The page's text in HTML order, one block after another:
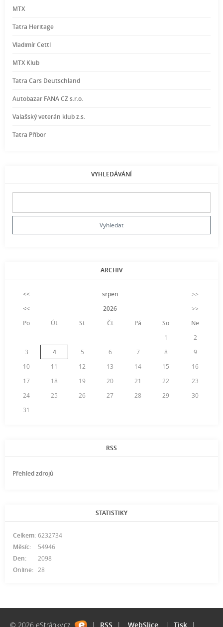
MTX
Tatra Heritage
Vladimír Cettl
MTX Klub
Tatra Cars Deutschland
Autobazar FANA CZ s.r.o.
Valašský veterán klub z.s.
Tatra Příbor
VYHLEDÁVÁNÍ
ARCHIV
<< srpen
>>
<<
2026
>>
Po
Út St Čt Pá So
Ne
1
2
3
4 5 6 7 8
9
10
11 12 13 14 15
16
17
18 19 20 21 22
23
24
25 26 27 28 29
30
31
RSS
Přehled zdrojů
STATISTIKY
Online: 28
Celkem: 6232734
Měsíc:
54946
Den:
2098
© 2026 eStránky.cz | RSS | WebSlice | Tisk |